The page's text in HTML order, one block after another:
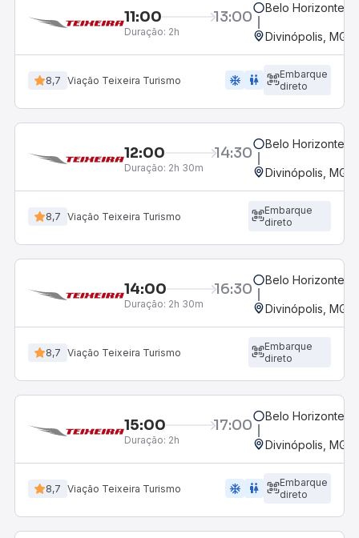
11:00 13:00
Duração: 2h
Belo Horizonte,
Divinópolis, MG -
8,7 Viação Teixeira Turismo ac_unit wc
Embarque
direto
12:00 14:30
Duração: 2h 30m
Belo Horizonte,
Divinópolis, MG -
8,7 Viação Teixeira Turismo
Embarque
direto
14:00 16:30
Duração: 2h 30m
Belo Horizonte,
Divinópolis, MG -
8,7 Viação Teixeira Turismo
Embarque
direto
15:00 17:00
Duração: 2h
Belo Horizonte,
Divinópolis, MG -
8,7 Viação Teixeira Turismo ac_unit wc
Embarque
direto